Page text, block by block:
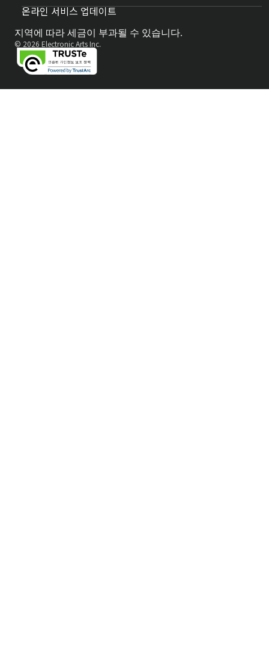
온라인 서비스 업데이트
지역에 따라 세금이 부과될 수 있습니다.
© 2026 Electronic Arts Inc.